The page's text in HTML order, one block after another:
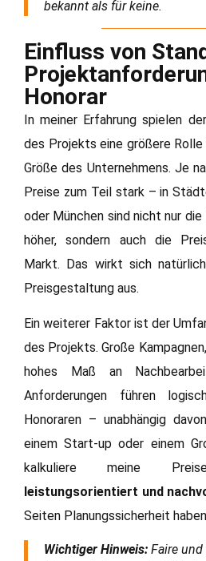
bekannt als für keine.
Einfluss von
Honorar
In meiner Erfahrung spielen
des Projekts eine größere
Größe des Unternehmens. Je
Preise zum Teil stark – in
oder München sind nicht nur
höher, sondern auch die
Markt. Das wirkt sich
Preisgestaltung aus.
Ein weiterer Faktor ist der
des Projekts. Große
hohes Maß an
Anforderungen führen
Honoraren – unabhängig
einem Start-up oder einem
kalkuliere meine
leistungsorientiert und
Seiten Planungssicherheit
Wichtiger Hinweis: Faire